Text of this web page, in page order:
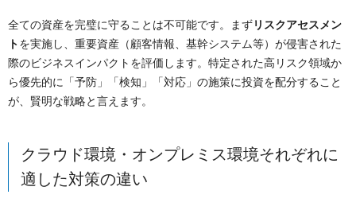
全ての資産を完璧に守ることは不可能です。まずリスクアセスメン
トを実施し、重要資産（顧客情報、基幹システム等）が侵害された
際のビジネスインパクトを評価します。特定された高リスク領域か
ら優先的に「予防」「検知」「対応」の施策に投資を配分すること
が、賢明な戦略と言えます。
クラウド環境・オンプレミス環境それぞれに
適した対策の違い